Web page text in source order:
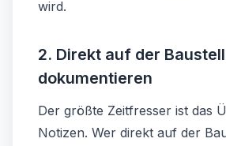
wird.
2. Direkt auf der
dokumentieren
Der größte Zeitfresser ist das
Notizen. Wer direkt auf der